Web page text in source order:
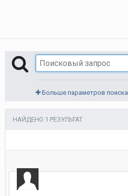
Больше параметров поиска
НАЙДЕНО 1 РЕЗУЛЬТАТ